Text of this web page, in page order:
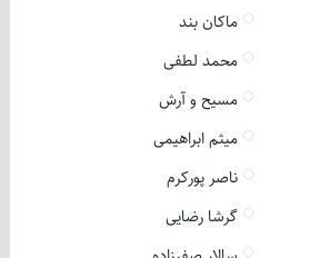
ماکان بند
محمد لطفی
مسیح و آرش
میثم ابراهیمی
ناصر پورکرم
گرشا رضایی